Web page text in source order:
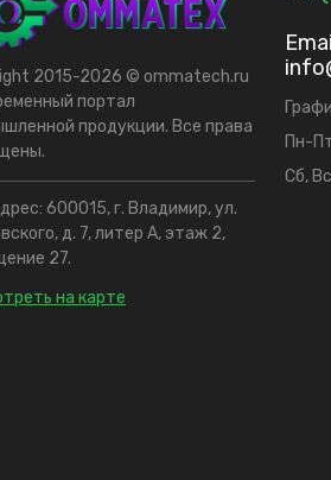
2015-2026 © ommatech.ru
портал
продукции. Все права
600015, г. Владимир, ул.
д. 7, литер А, этаж 2,
27.
на карте
Пн-
Сб,